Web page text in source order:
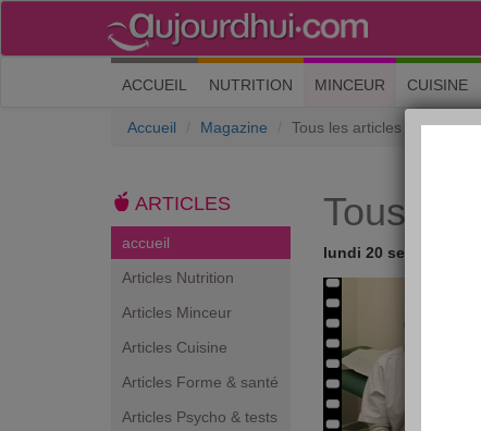
ACCUEIL (current)
NUTRITION MINCEUR CUISINE
Accueil Magazine Tous les articles
ARTICLES
accueil
Articles Nutrition
Articles Minceur
Articles Cuisine
Articles Forme & santé
Articles Psycho & tests
Tous les
lundi 20 septembre